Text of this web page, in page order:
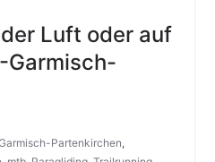
Luft oder auf
Garmisch-
Partenkirchen,